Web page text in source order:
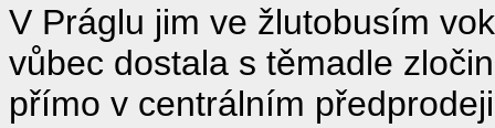
V Práglu jim ve žlutobusím
vůbec dostala s těmadle
přímo v centrálním